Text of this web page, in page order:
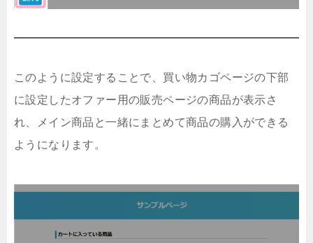
このように設定することで、買い物カゴページの下部
に設定したオファー用の販売ページの商品が表示さ
れ、メイン商品と一緒にまとめて商品の購入ができる
ようになります。